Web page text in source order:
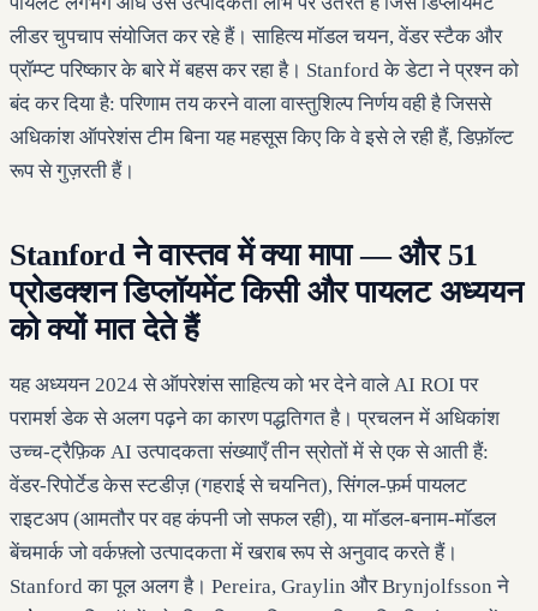
लीडर चुपचाप संयोजित कर रहे हैं। साहित्य मॉडल चयन, वेंडर स्टैक और
प्रॉम्प्ट परिष्कार के बारे में बहस कर रहा है। Stanford के डेटा ने प्रश्न को
बंद कर दिया है: परिणाम तय करने वाला वास्तुशिल्प निर्णय वही है जिससे
अधिकांश ऑपरेशंस टीम बिना यह महसूस किए कि वे इसे ले रही हैं, डिफ़ॉल्ट
रूप से गुज़रती हैं।
Stanford ने वास्तव में क्या मापा — और 51
प्रोडक्शन डिप्लॉयमेंट किसी और पायलट अध्ययन
को क्यों मात देते हैं
यह अध्ययन 2024 से ऑपरेशंस साहित्य को भर देने वाले AI ROI पर
परामर्श डेक से अलग पढ़ने का कारण पद्धतिगत है। प्रचलन में अधिकांश
उच्च-ट्रैफ़िक AI उत्पादकता संख्याएँ तीन स्रोतों में से एक से आती हैं:
वेंडर-रिपोर्टेड केस स्टडीज़ (गहराई से चयनित), सिंगल-फ़र्म पायलट
राइटअप (आमतौर पर वह कंपनी जो सफल रही), या मॉडल-बनाम-मॉडल
बेंचमार्क जो वर्कफ़्लो उत्पादकता में खराब रूप से अनुवाद करते हैं।
Stanford का पूल अलग है। Pereira, Graylin और Brynjolfsson ने